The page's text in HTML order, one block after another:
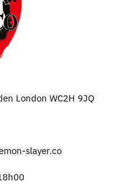
London WC2H 9JQ
slayer.co